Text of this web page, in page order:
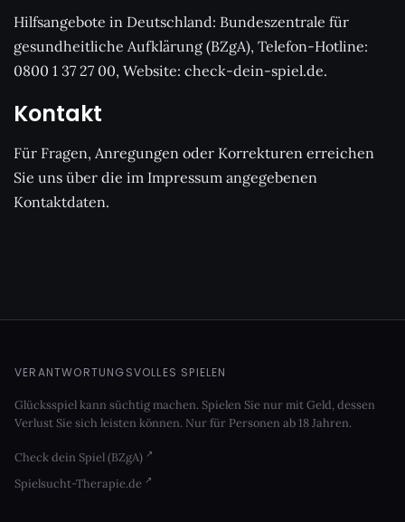
Hilfsangebote in Deutschland: Bundeszentrale für
gesundheitliche Aufklärung (BZgA), Telefon-Hotline:
0800 1 37 27 00, Website: check-dein-spiel.de.
Kontakt
Für Fragen, Anregungen oder Korrekturen erreichen
Sie uns über die im Impressum angegebenen
Kontaktdaten.
VERANTWORTUNGSVOLLES SPIELEN
Glücksspiel kann süchtig machen. Spielen Sie nur mit Geld, dessen
Verlust Sie sich leisten können. Nur für Personen ab 18 Jahren.
Check dein Spiel (BZgA)
Spielsucht-Therapie.de